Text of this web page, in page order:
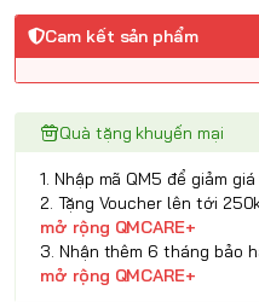
Cam kết sản phẩm
Quà tặng khuyến mại
1. Nhập mã QM5 để giảm
2. Tặng Voucher lên tới
mở rộng QMCARE+
3. Nhận thêm 6 tháng bảo
mở rộng QMCARE+